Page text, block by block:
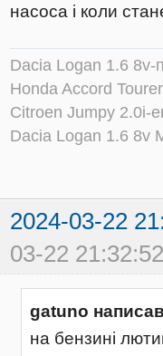
насоса і коли
Dacia Logan 1.6
Honda Accord
Citroen Jumpy 2.0i-
Dacia Logan 1.6 8v
2024-03-22
03-22
gatuno
на бензині